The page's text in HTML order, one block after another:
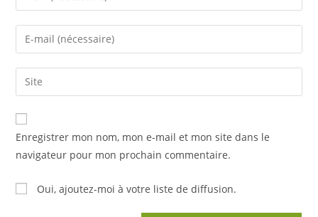
your
name
comment
Enter
your
email
address
comment
Saisir
l’URL
de
votre
(facultatif)
Enregistrer mon nom, mon e-mail et mon site dans le
navigateur pour mon prochain commentaire.
Oui, ajoutez-moi à votre liste de diffusion.